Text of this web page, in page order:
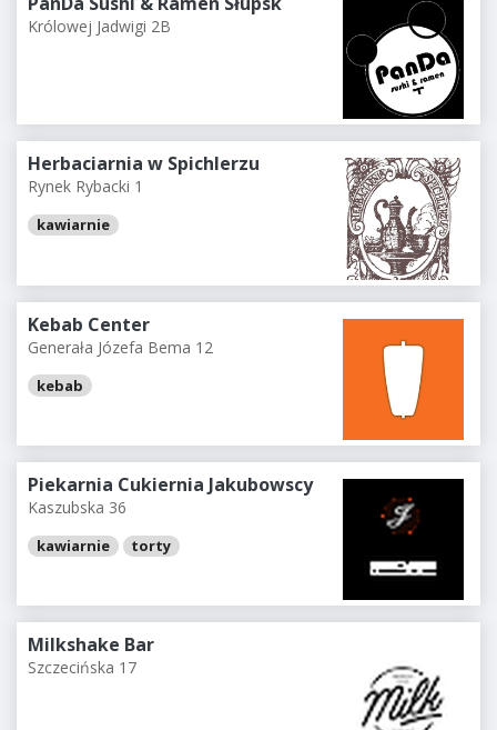
Królowej Jadwigi 2B
Herbaciarnia w Spichlerzu
Rynek Rybacki 1
kawiarnie
Kebab Center
Generała Józefa Bema 12
kebab
Piekarnia Cukiernia Jakubowscy
Kaszubska 36
kawiarnie torty
Milkshake Bar
Szczecińska 17